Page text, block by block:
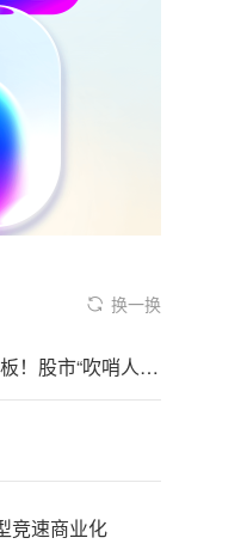
换一换
红板科技开盘9分钟强势封板！股市“吹哨人”突然改口！市场风向变了？
竞速商业化